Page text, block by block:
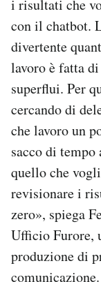
i risultati che
con il chatbot.
divertente
lavoro è fatta
superflui. Per
cercando di
che lavoro un
sacco di
quello che
revisionare i
zero», spiega
Ufficio Furore,
produzione di